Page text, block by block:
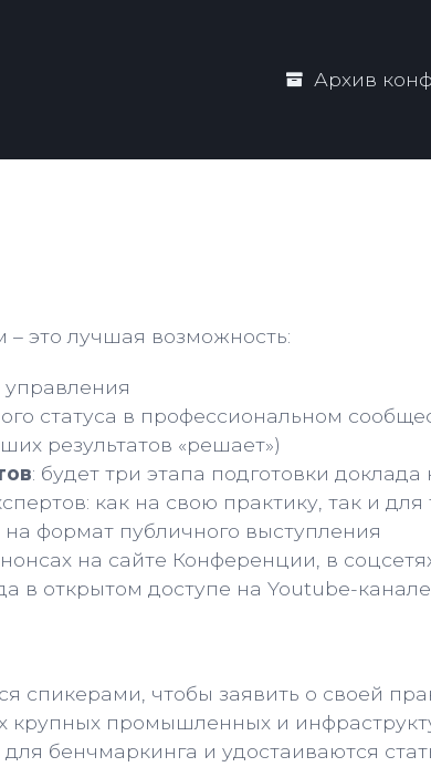
Архив
это лучшая возможность:
управления
статуса в профессиональном
результатов «решает»)
: будет три этапа подготовки
как на свою практику, так и для
формат публичного выступления
на сайте Конференции, в
в открытом доступе на Youtube-
спикерами, чтобы заявить о своей
крупных промышленных и
бенчмаркинга и удостаиваются